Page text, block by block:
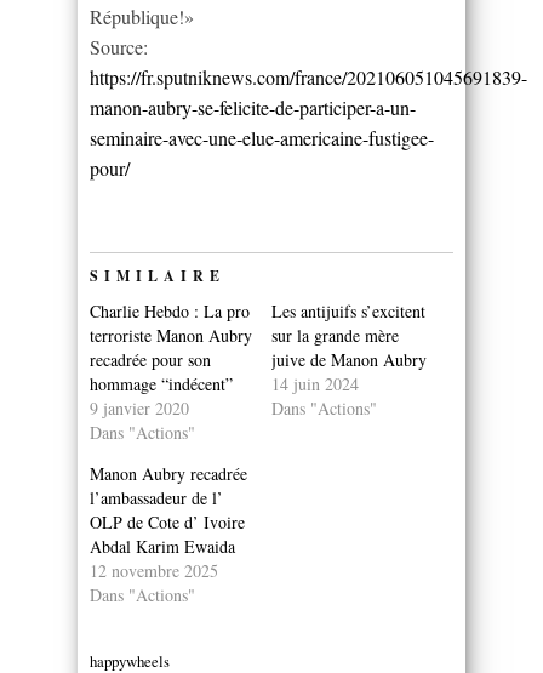
République!»
Source:
https://fr.sputniknews.com/france/202106051045691839-
manon-aubry-se-felicite-de-participer-a-un-
seminaire-avec-une-elue-americaine-fustigee-
pour/
SIMILAIRE
Charlie Hebdo : La pro
terroriste Manon Aubry
recadrée pour son
hommage “indécent”
9 janvier 2020
Dans "Actions"
Les antijuifs s’excitent
sur la grande mère
juive de Manon Aubry
14 juin 2024
Dans "Actions"
Manon Aubry recadrée
l’ambassadeur de l’
OLP de Cote d’ Ivoire
Abdal Karim Ewaida
12 novembre 2025
Dans "Actions"
happywheels